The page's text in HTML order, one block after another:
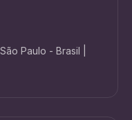
Paulo - Brasil |